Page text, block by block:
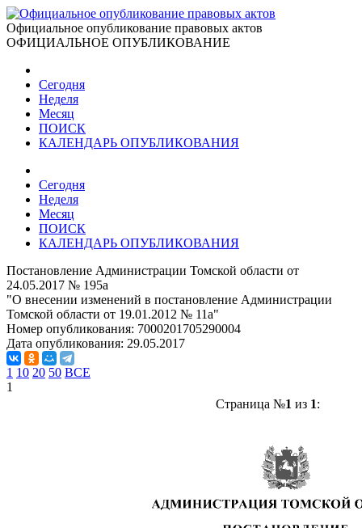
Официальное опубликование правовых актов
ОФИЦИАЛЬНОЕ ОПУБЛИКОВАНИЕ
Сегодня
Неделя
Месяц
ПОИСК
КАЛЕНДАРЬ ОПУБЛИКОВАНИЯ
Сегодня
Неделя
Месяц
ПОИСК
КАЛЕНДАРЬ ОПУБЛИКОВАНИЯ
Постановление Администрации Томской области от
24.05.2017 № 195а
"О внесении изменений в постановление Администрации
Томской области от 19.01.2012 № 11а"
Номер опубликования: 7000201705290004
Дата опубликования: 29.05.2017
1 10 20 50 ВСЕ
1
Страница №1 из 1: